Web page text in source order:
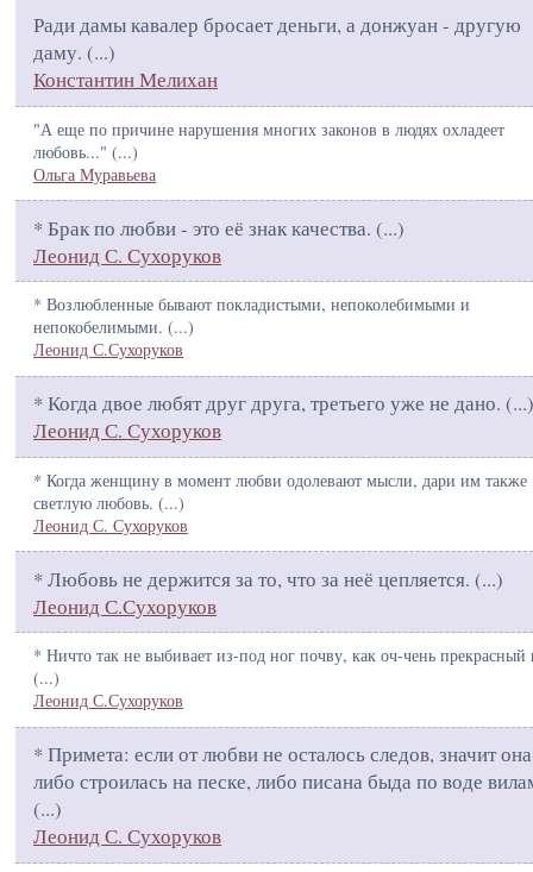
Ради дамы кавалер бросает деньги, а донжуан - другую
даму. (...)
Константин Мелихан
"А еще по причине нарушения многих законов в людях охладеет
любовь..." (...)
Ольга Муравьева
* Брак по любви - это её знак качества. (...)
Леонид С. Сухоруков
* Возлюбленные бывают покладистыми, непоколебимыми и
непокобелимыми. (...)
Леонид С.Сухоруков
* Когда двое любят друг друга, третьего уже не дано. (...)
Леонид С. Сухоруков
* Когда женщину в момент любви одолевают мысли, дари им также
светлую любовь. (...)
Леонид С. Сухоруков
* Любовь не держится за то, что за неё цепляется. (...)
Леонид С.Сухоруков
* Ничто так не выбивает из-под ног почву, как оч-чень прекрасный
(...)
Леонид С.Сухоруков
* Примета: если от любви не осталось следов, значит она
либо строилась на песке, либо писана быда по воде
(...)
Леонид С. Сухоруков